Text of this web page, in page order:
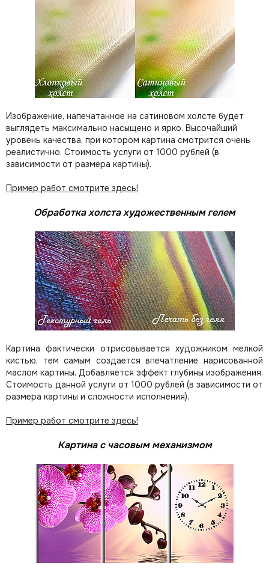
Изображение, напечатанное на сатиновом холсте будет
выглядеть максимально насыщено и ярко. Высочайший
уровень качества, при котором картина смотрится очень
реалистично. Стоимость услуги от 1000 рублей (в
зависимости от размера картины).
Пример работ смотрите здесь!
Обработка холста художественным гелем
Картина фактически отрисовывается художником мелкой
кистью, тем самым создается впечатление нарисованной
маслом картины. Добавляется эффект глубины изображения.
Стоимость данной услуги от 1000 рублей (в зависимости от
размера картины и сложности исполнения).
Пример работ смотрите здесь!
Картина с часовым механизмом